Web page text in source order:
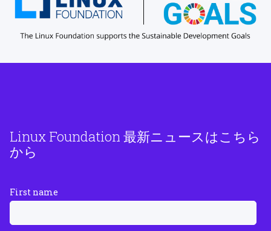
Linux Foundation 最新ニュースはこちら
から
First name